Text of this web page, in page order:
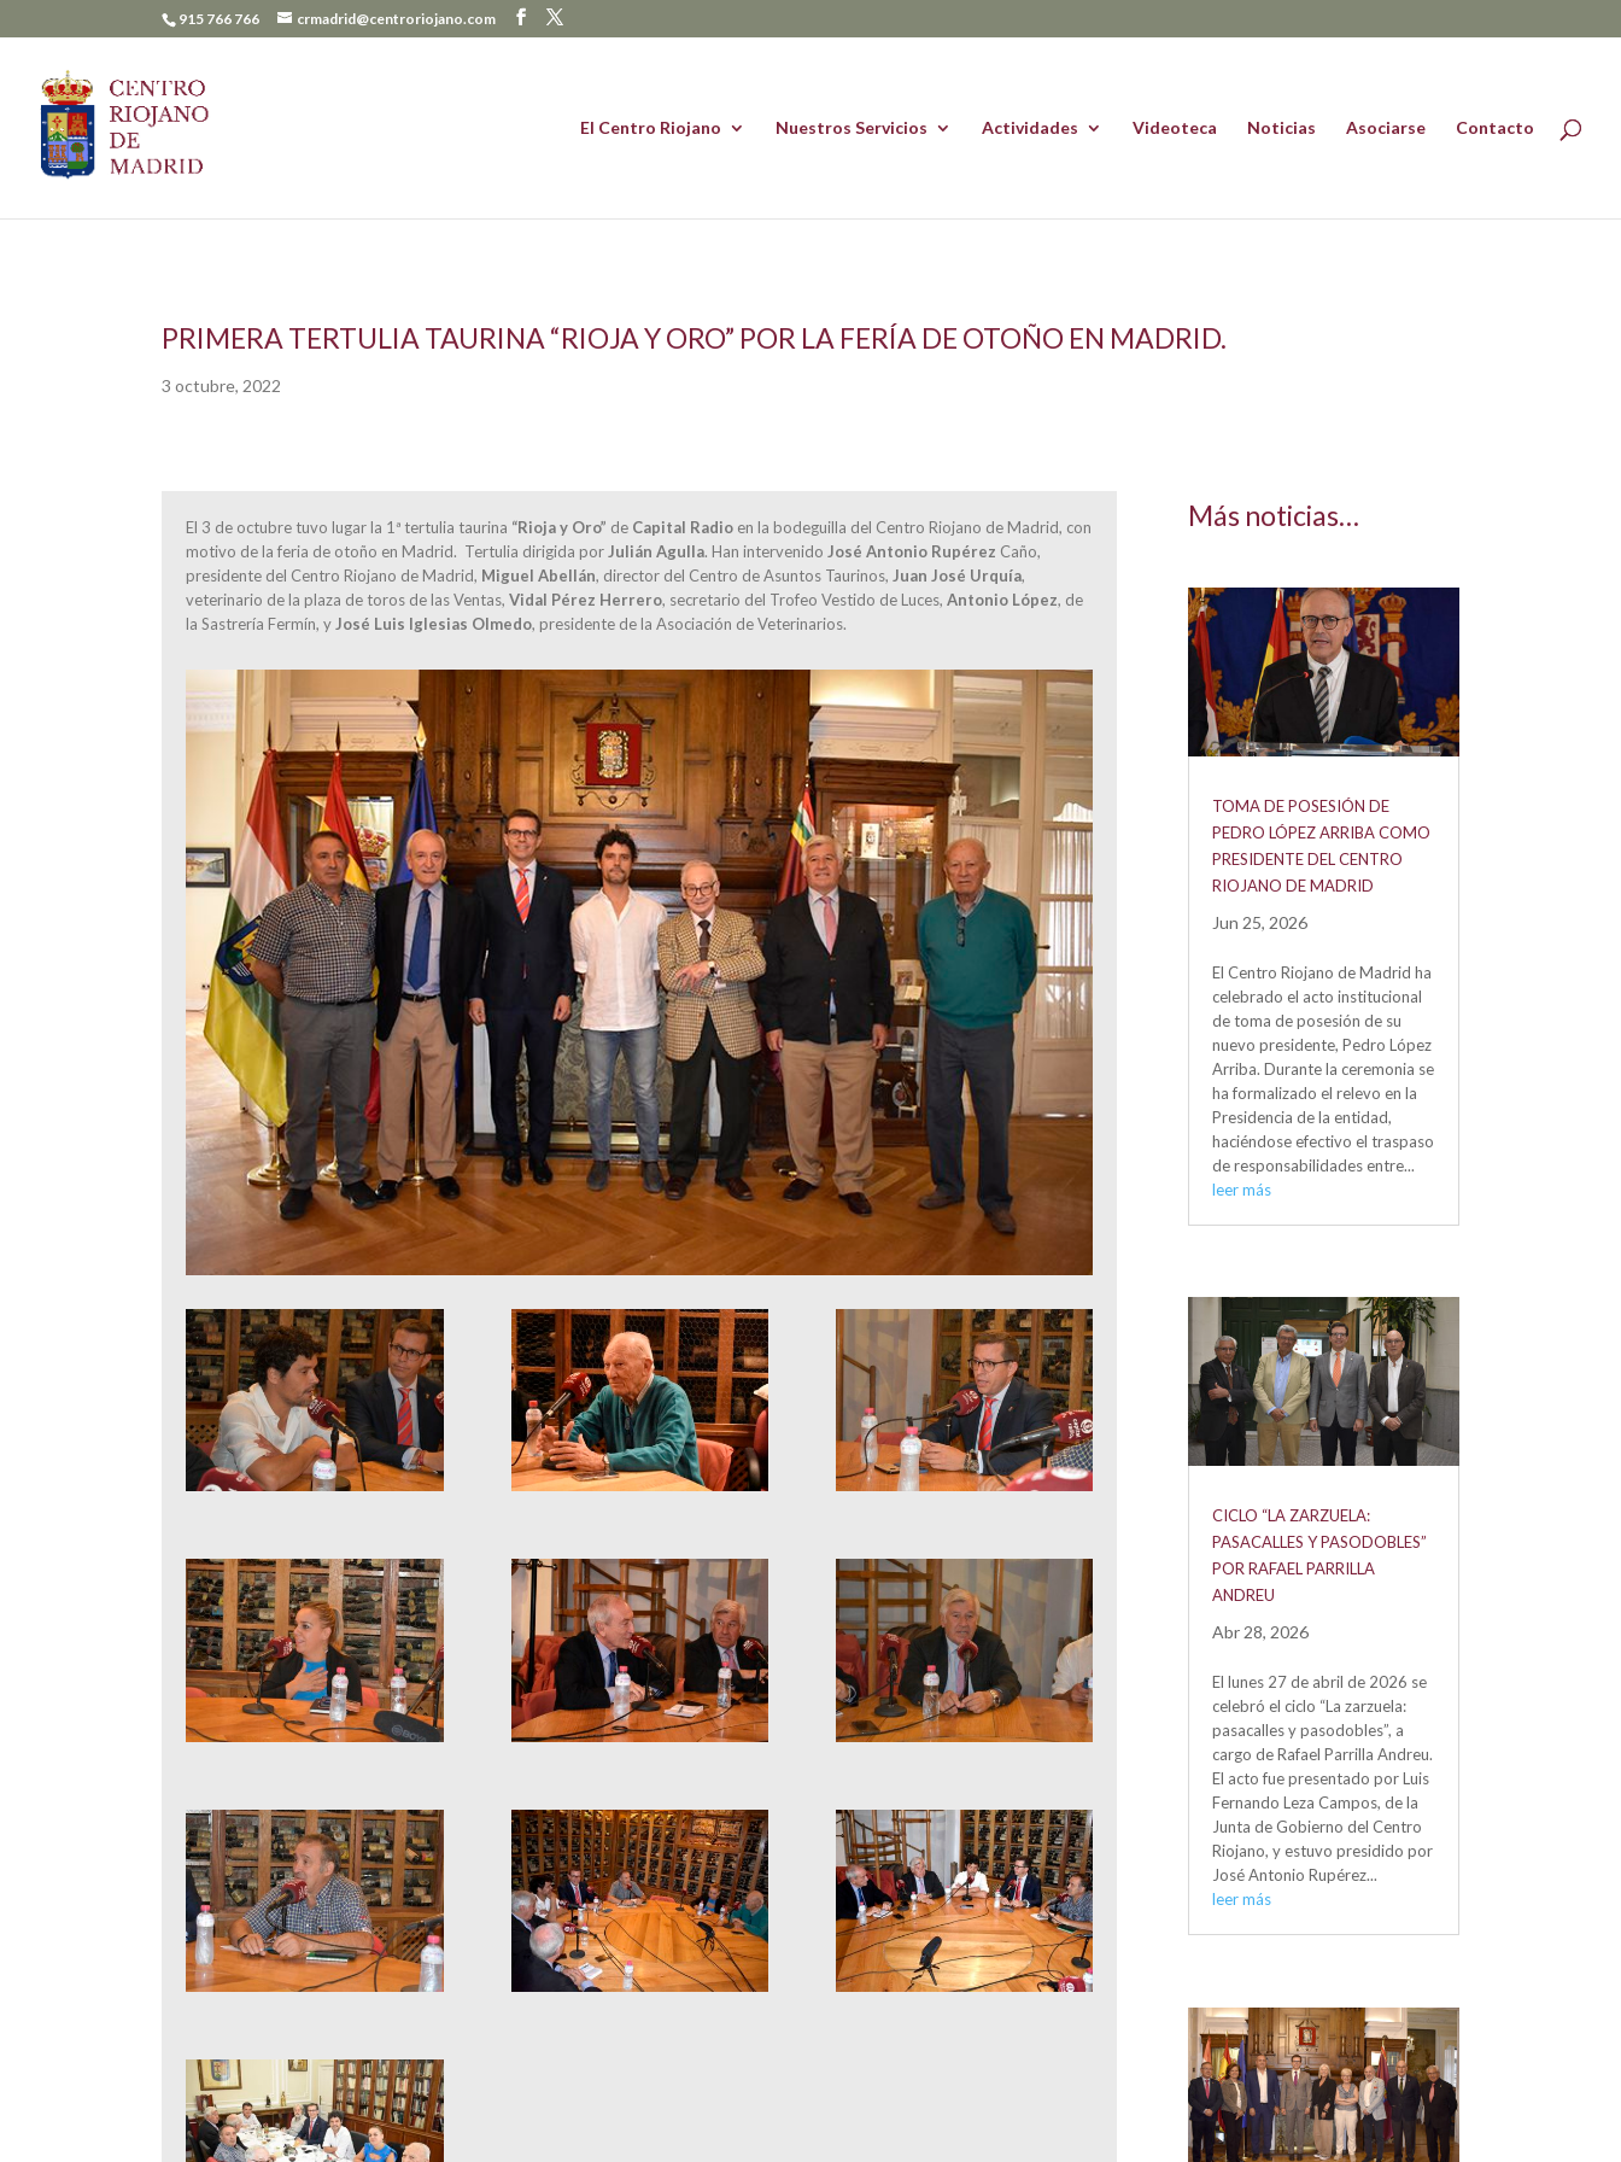
915 766 766 crmadrid@centroriojano.com
El Centro Riojano Nuestros Servicios Actividades Videoteca Noticias Asociarse Contacto
PRIMERA TERTULIA TAURINA “RIOJA Y ORO” POR LA FERÍA DE OTOÑO EN MADRID.
3 octubre, 2022
El 3 de octubre tuvo lugar la 1ª tertulia taurina “Rioja y Oro” de Capital Radio en la bodeguilla del Centro Riojano de Madrid, con
motivo de la feria de otoño en Madrid. Tertulia dirigida por Julián Agulla. Han intervenido José Antonio Rupérez Caño,
presidente del Centro Riojano de Madrid, Miguel Abellán, director del Centro de Asuntos Taurinos, Juan José Urquía,
veterinario de la plaza de toros de las Ventas,Vidal Pérez Herrero, secretario del Trofeo Vestido de Luces,Antonio López, de
la Sastrería Fermín, y José Luis Iglesias Olmedo, presidente de la Asociación de Veterinarios.
Más noticias…
TOMA DE POSESIÓN DE
PEDRO LÓPEZ ARRIBA COMO
PRESIDENTE DEL CENTRO
RIOJANO DE MADRID
Jun 25, 2026
El Centro Riojano de Madrid ha
celebrado el acto institucional
de toma de posesión de su
nuevo presidente, Pedro López
Arriba. Durante la ceremonia se
ha formalizado el relevo en la
Presidencia de la entidad,
haciéndose efectivo el traspaso
de responsabilidades entre...
leer más
CICLO “LA ZARZUELA:
PASACALLES Y PASODOBLES”
POR RAFAEL PARRILLA
ANDREU
Abr 28, 2026
El lunes 27 de abril de 2026 se
celebró el ciclo “La zarzuela:
pasacalles y pasodobles”, a
cargo de Rafael Parrilla Andreu.
El acto fue presentado por Luis
Fernando Leza Campos, de la
Junta de Gobierno del Centro
Riojano, y estuvo presidido por
José Antonio Rupérez...
leer más